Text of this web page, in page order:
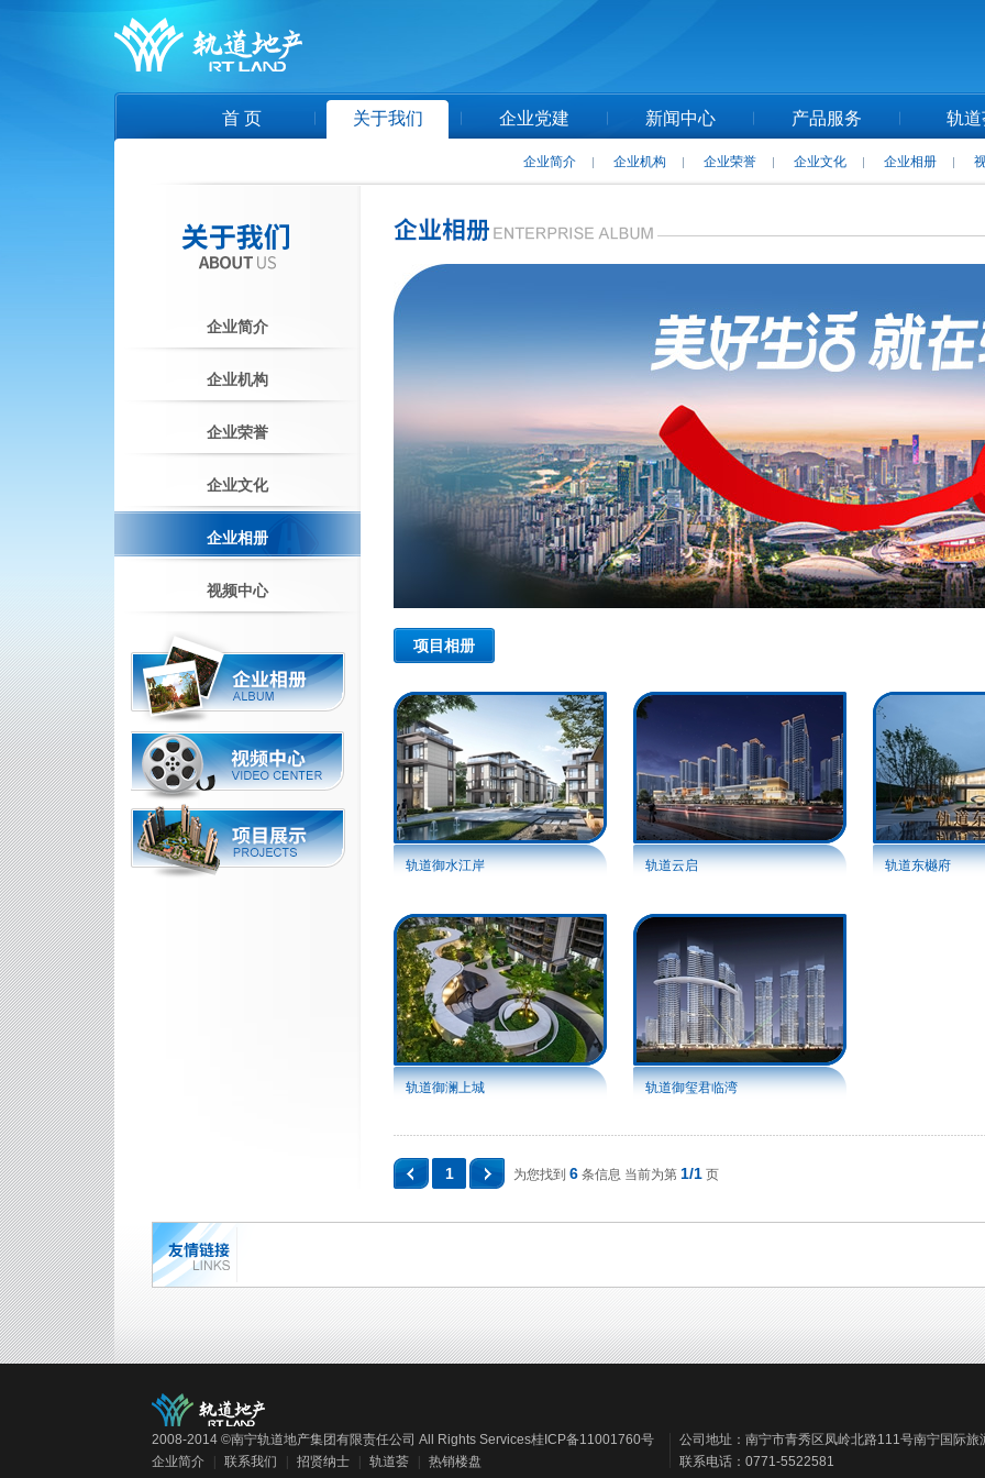
首 页 关于我们 企业党建 新闻中心 产品服务 轨道
企业简介 企业机构 企业荣誉 企业文化 企业相册
企业简介
企业机构
企业荣誉
企业文化
企业相册
视频中心
项目相册
轨道御水江岸 轨道云启 轨道东樾府
轨道御澜上城 轨道御玺君临湾
1 为您找到 6 条信息 当前为第 1/1 页
2008-2014 ©南宁轨道地产集团有限责任公司 All Rights Services桂ICP备11001760号
企业简介
联系我们 招贤纳士 轨道荟 热销楼盘
公司地址：南宁市青秀区凤岭北路111号南宁国际
联系电话：0771-5522581